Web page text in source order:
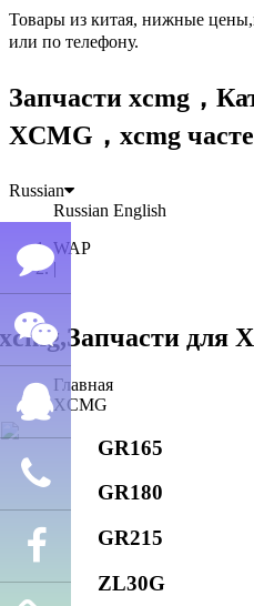
Товары из китая, нижные
или по телефону.
Запчасти xcmg，
XCMG，xcmg
Russian
Russian English
WAP
|
Главная
XCMG
GR165
GR180
GR215
ZL30G
Семён
лю
WeChat
QQ
Телефон